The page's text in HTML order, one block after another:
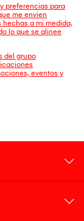
preferencias para
me envien
a mi medida,
lo que se alinee
del grupo
eventos y